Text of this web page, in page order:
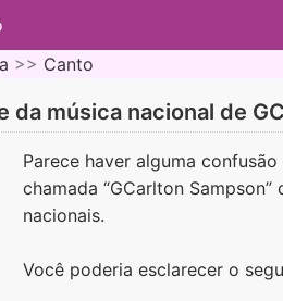
>> Canto
da música nacional de
Parece haver alguma
chamada “GCarlton
nacionais.
Você poderia esclarecer o